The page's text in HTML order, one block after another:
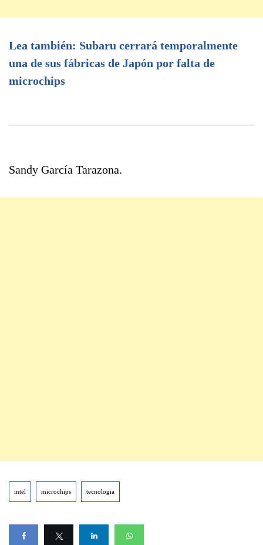
Lea también: Subaru cerrará temporalmente
una de sus fábricas de Japón por falta de
microchips
Sandy García Tarazona.
intel microchips tecnologia